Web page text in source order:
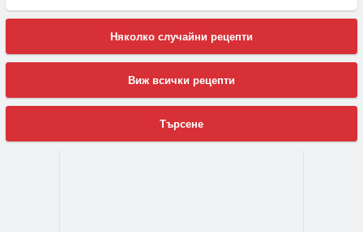
Няколко случайни рецепти
Виж всички рецепти
Търсене